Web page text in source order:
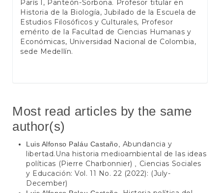
París I, Panteón-Sorbona. Profesor titular en
Historia de la Biología, Jubilado de la Escuela de
Estudios Filosóficos y Culturales, Profesor
emérito de la Facultad de Ciencias Humanas y
Económicas, Universidad Nacional de Colombia,
sede Medellín.
Most read articles by the same
author(s)
Luis Alfonso Paláu Castaño, Abundancia y
libertad.Una historia medioambiental de las ideas
políticas (Pierre Charbonnier) , Ciencias Sociales
y Educación: Vol. 11 No. 22 (2022): (July-
December)